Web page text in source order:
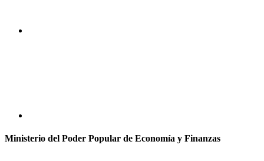
Ministerio del Poder Popular de Economía y Finanzas